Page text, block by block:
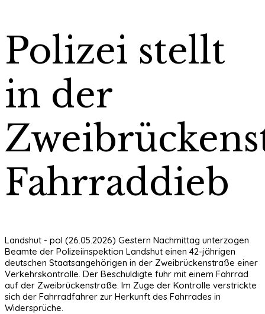
Polizei stellt
in der
Fahrraddieb
Landshut - pol (26.05.2026) Gestern Nachmittag unterzogen
Beamte der Polizeiinspektion Landshut einen 42-jährigen
deutschen Staatsangehörigen in der Zweibrückenstraße einer
Verkehrskontrolle. Der Beschuldigte fuhr mit einem Fahrrad
auf der Zweibrückenstraße. Im Zuge der Kontrolle verstrickte
sich der Fahrradfahrer zur Herkunft des Fahrrades in
Widersprüche.